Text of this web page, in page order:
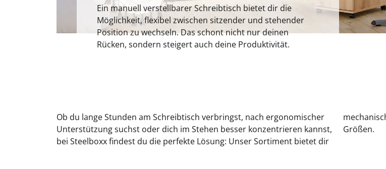
Ein manuell verstellbarer Schreibtisch bietet dir die
Möglichkeit, flexibel zwischen sitzender und stehender
Position zu wechseln. Das schont nicht nur deinen
Rücken, sondern steigert auch deine Produktivität.
Ob du lange Stunden am Schreibtisch verbringst, nach ergonomischer
Unterstützung suchst oder dich im Stehen besser konzentrieren kannst,
bei Steelboxx findest du die perfekte Lösung: Unser Sortiment bietet dir
mechanisch verstellbare Schreibtische in verschiedenen Formen und
Größen.